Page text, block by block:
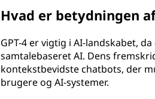
Hvad er betydningen
GPT-4 er vigtig i AI-landskabet,
samtalebaseret AI. Dens
kontekstbevidste chatbots, der
brugere og AI-systemer.